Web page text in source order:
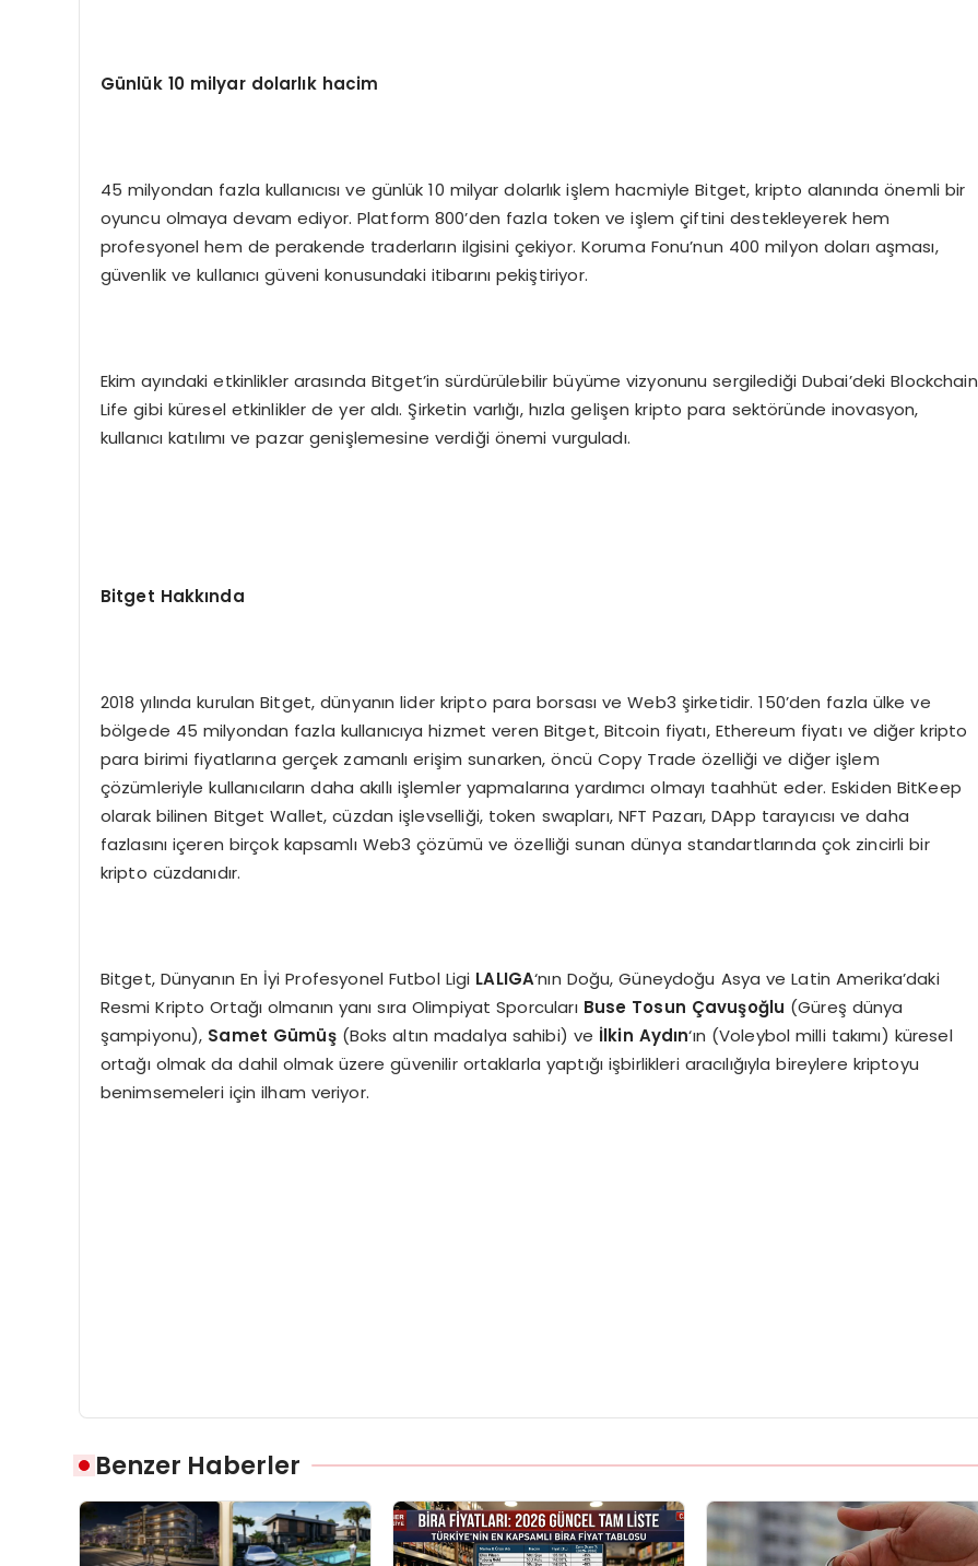
Günlük 10 milyar dolarlık hacim
45 milyondan fazla kullanıcısı ve günlük 10 milyar dolarlık işlem hacmiyle Bitget, kripto alanında önemli bir
oyuncu olmaya devam ediyor. Platform 800’den fazla token ve işlem çiftini destekleyerek hem
profesyonel hem de perakende traderların ilgisini çekiyor. Koruma Fonu’nun 400 milyon doları aşması,
güvenlik ve kullanıcı güveni konusundaki itibarını pekiştiriyor.
Ekim ayındaki etkinlikler arasında Bitget’in sürdürülebilir büyüme vizyonunu sergilediği Dubai’deki Blockchain
Life gibi küresel etkinlikler de yer aldı. Şirketin varlığı, hızla gelişen kripto para sektöründe inovasyon,
kullanıcı katılımı ve pazar genişlemesine verdiği önemi vurguladı.
Bitget Hakkında
2018 yılında kurulan Bitget, dünyanın lider kripto para borsası ve Web3 şirketidir. 150’den fazla ülke ve
bölgede 45 milyondan fazla kullanıcıya hizmet veren Bitget, Bitcoin fiyatı, Ethereum fiyatı ve diğer kripto
para birimi fiyatlarına gerçek zamanlı erişim sunarken, öncü Copy Trade özelliği ve diğer işlem
çözümleriyle kullanıcıların daha akıllı işlemler yapmalarına yardımcı olmayı taahhüt eder. Eskiden BitKeep
olarak bilinen Bitget Wallet, cüzdan işlevselliği, token swapları, NFT Pazarı, DApp tarayıcısı ve daha
fazlasını içeren birçok kapsamlı Web3 çözümü ve özelliği sunan dünya standartlarında çok zincirli bir
kripto cüzdanıdır.
Bitget, Dünyanın En İyi Profesyonel Futbol Ligi LALIGA‘nın Doğu, Güneydoğu Asya ve Latin Amerika’daki
Resmi Kripto Ortağı olmanın yanı sıra Olimpiyat Sporcuları Buse Tosun Çavuşoğlu (Güreş dünya
şampiyonu), Samet Gümüş (Boks altın madalya sahibi) ve İlkin Aydın‘ın (Voleybol milli takımı) küresel
ortağı olmak da dahil olmak üzere güvenilir ortaklarla yaptığı işbirlikleri aracılığıyla bireylere kriptoyu
benimsemeleri için ilham veriyor.
Benzer Haberler